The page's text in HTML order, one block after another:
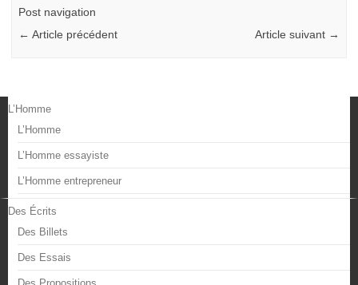
Post navigation
← Article précédent Article suivant →
L’Homme
L’Homme
L’Homme essayiste
L’Homme entrepreneur
Des Écrits
Des Billets
Des Essais